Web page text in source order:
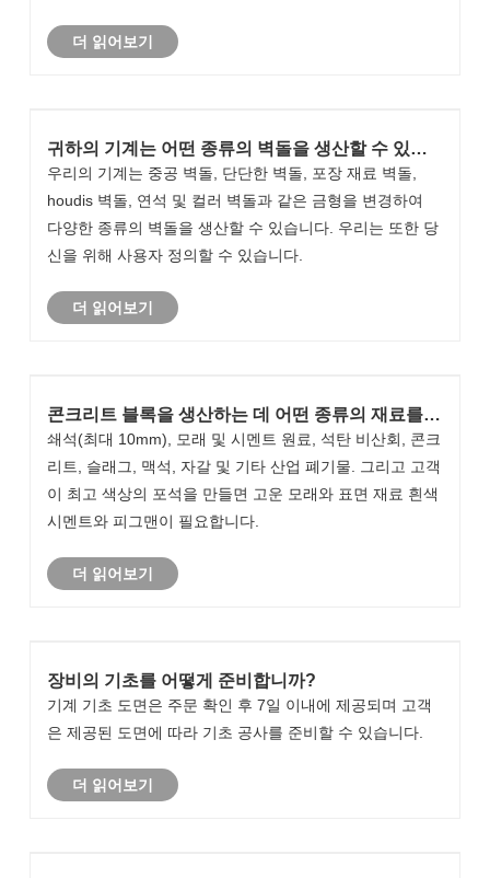
더 읽어보기
귀하의 기계는 어떤 종류의 벽돌을 생산할 수 있습
니까?
우리의 기계는 중공 벽돌, 단단한 벽돌, 포장 재료 벽돌,
houdis 벽돌, 연석 및 컬러 벽돌과 같은 금형을 변경하여
다양한 종류의 벽돌을 생산할 수 있습니다. 우리는 또한 당
신을 위해 사용자 정의할 수 있습니다.
더 읽어보기
콘크리트 블록을 생산하는 데 어떤 종류의 재료를
사용할 수 있습니까?
쇄석(최대 10mm), 모래 및 시멘트 원료, 석탄 비산회, 콘크
리트, 슬래그, 맥석, 자갈 및 기타 산업 폐기물. 그리고 고객
이 최고 색상의 포석을 만들면 고운 모래와 표면 재료 흰색
시멘트와 피그맨이 필요합니다.
더 읽어보기
장비의 기초를 어떻게 준비합니까?
기계 기초 도면은 주문 확인 후 7일 이내에 제공되며 고객
은 제공된 도면에 따라 기초 공사를 준비할 수 있습니다.
더 읽어보기